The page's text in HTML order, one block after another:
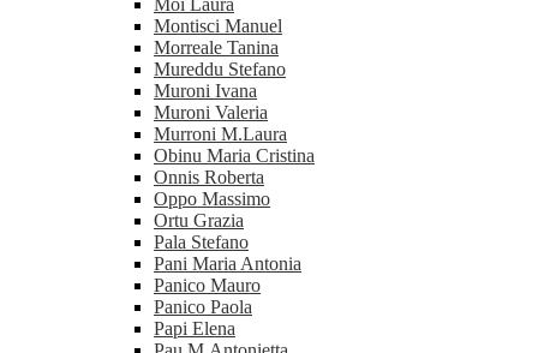
Moi Laura
Montisci Manuel
Morreale Tanina
Mureddu Stefano
Muroni Ivana
Muroni Valeria
Murroni M.Laura
Obinu Maria Cristina
Onnis Roberta
Oppo Massimo
Ortu Grazia
Pala Stefano
Pani Maria Antonia
Panico Mauro
Panico Paola
Papi Elena